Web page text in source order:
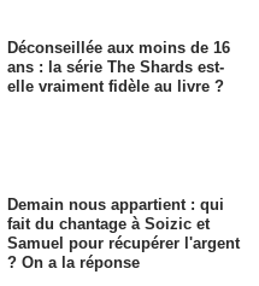
Déconseillée aux moins de 16
ans : la série The Shards est-
elle vraiment fidèle au livre ?
Demain nous appartient : qui
fait du chantage à Soizic et
Samuel pour récupérer l'argent
? On a la réponse